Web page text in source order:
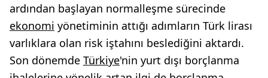
ardından başlayan normalleşme sürecinde
ekonomi yönetiminin attığı adımların Türk lirası
varlıklara olan risk iştahını beslediğini aktardı.
Son dönemde Türkiye'nin yurt dışı borçlanma